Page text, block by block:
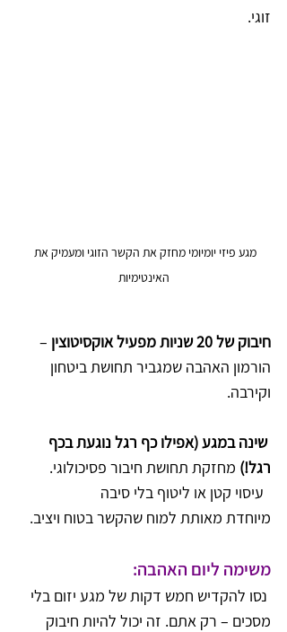
זוגי.
מגע פיזי יומיומי מחזק את הקשר הזוגי ומעמיק את
האינטימיות
חיבוק של 20 שניות מפעיל אוקסיטוצין
–
הורמון האהבה שמגביר תחושת ביטחון
וקירבה.
שינה במגע (אפילו כף רגל נוגעת בכף
רגל!) מחזקת תחושת חיבור פסיכולוגי.
עיסוי קטן או ליטוף בלי סיבה
מיוחדת מאותת למוח שהקשר בטוח ויציב.
משימה ליום האהבה:
נסו להקדיש חמש דקות של מגע יזום בלי
מסכים – רק אתם. זה יכול להיות חיבוק